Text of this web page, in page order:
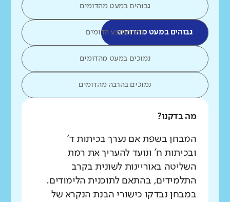
גבוהים במעט מהדומים
גבוהים במעט מהדומיםכמו ממוצע הדומים
נמוכים במעט מהדומים
נמוכים בהרבה מהדומים
מה בדקנו?
המבחן בשפת אם נערך בכיתות ד'
ובכיתות ח' ונועד להעריך את רמת
השליטה באוריינות לשונית בקרב
התלמידים, בהתאם לתוכנית הלימודים.
במבחן נבדקו כישורי הבנת הנקרא של